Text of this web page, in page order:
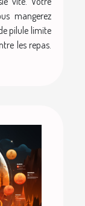
mangerez
pilule limite
les repas.